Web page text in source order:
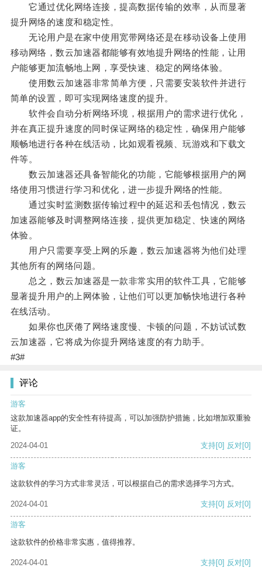
它通过优化网络连接，提高数据传输的效率，从而显著
提升网络的速度和稳定性。
无论用户是在家中使用宽带网络还是在移动设备上使用
移动网络，数云加速器都能够有效地提升网络的性能，让用
户能够更加流畅地上网，享受快速、稳定的网络体验。
使用数云加速器非常简单方便，只需要安装软件并进行
简单的设置，即可实现网络速度的提升。
软件会自动分析网络环境，根据用户的需求进行优化，
并在真正提升速度的同时保证网络的稳定性，确保用户能够
顺畅地进行各种在线活动，比如观看视频、玩游戏和下载文
件等。
数云加速器还具备智能化的功能，它能够根据用户的网
络使用习惯进行学习和优化，进一步提升网络的性能。
通过实时监测数据传输过程中的延迟和丢包情况，数云
加速器能够及时调整网络连接，提供更加稳定、快速的网络
体验。
用户只需要享受上网的乐趣，数云加速器将为他们处理
其他所有的网络问题。
总之，数云加速器是一款非常实用的软件工具，它能够
显著提升用户的上网体验，让他们可以更加畅快地进行各种
在线活动。
如果你也厌倦了网络速度慢、卡顿的问题，不妨试试数
云加速器，它将成为你提升网络速度的有力助手。
#3#
评论
游客
这款加速器app的安全性有待提高，可以加强防护措施，比如增加双重验
证。
2024-04-01
支持[0] 反对[0]
游客
这款软件的学习方式非常灵活，可以根据自己的需求选择学习方式。
2024-04-01 支持[0] 反对[0]
游客
这款软件的价格非常实惠，值得推荐。
2024-04-01 支持[0] 反对[0]